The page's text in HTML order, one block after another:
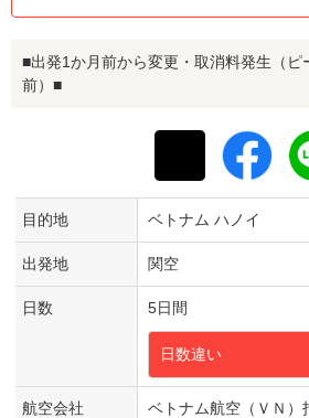
■出発1か月前から変更・取消料発生（ピ
前）■
目的地 ベトナム ハノイ
出発地 関空
日数 5日間
日数違い
航空会社 ベトナム航空（ＶＮ）